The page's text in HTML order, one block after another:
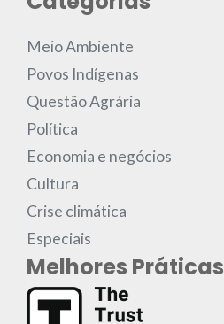
Meio Ambiente
Povos Indígenas
Questão Agrária
Política
Economia e negócios
Cultura
Crise climática
Especiais
Melhores Práticas